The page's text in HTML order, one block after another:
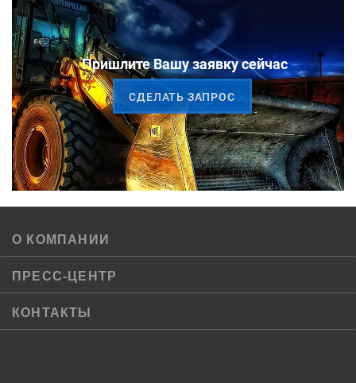
Пришлите Вашу заявку сейчас
CДЕЛАТЬ ЗАПРОС
О КОМПАНИИ
ПРЕСС-ЦЕНТР
КОНТАКТЫ